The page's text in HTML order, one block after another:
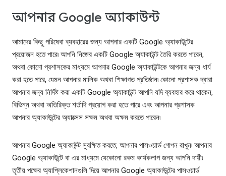
আপনার Google অ্যাকাউন্ট
আমাদের কিছু পরিষেবা ব্যবহারের জন্য আপনার একটি Google অ্যাকাউন্টের
প্রয়োজন হতে পারে৷ আপনি নিজের একটি Google অ্যাকাউন্ট তৈরি করতে পারেন,
অথবা কোনো প্রশাসকের মাধ্যমে আপনার Google অ্যাকাউন্টকে আপনার জন্য ধার্য
করা হতে পারে, যেমন আপনার মালিক অথবা শিক্ষাগত প্রতিষ্ঠান৷ কোনো প্রশাসক দ্বারা
আপনার জন্য নির্দিষ্ট করা একটি Google অ্যাকাউন্ট আপনি যদি ব্যবহার করে থাকেন,
বিভিন্ন অথবা অতিরিক্ত শর্তাদি প্রয়োগ করা হতে পারে এবং আপনার প্রশাসক
আপনার অ্যাকাউন্টের অ্যাক্সেস সক্ষম অথবা অক্ষম করতে পারেন৷
আপনার Google অ্যাকাউন্ট সুরক্ষিত করতে, আপনার পাসওয়ার্ড গোপন রাখুন৷ আপনার
Google অ্যাকাউন্টে বা এর মাধ্যমে যেকোনো রকম কার্যকলাপ জন্য আপনি দায়ী৷
তৃতীয় পক্ষের অ্যাপ্লিকেশানগুলি দিয়ে আপনার Google অ্যাকাউন্টের পাসওয়ার্ড